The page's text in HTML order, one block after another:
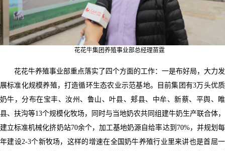
花花牛集团养殖事业部总经理苗霆
花花牛养殖事业部重点落实了四个方面的工作：一是布好局，大力发
展标准化规模养殖，打造循环生态农业示范基地。目前集团有3万头优质
奶牛，分布在宝丰、汝州、鲁山、叶县、郏县、中牟、新蔡、平舆、睢
县、扶沟等13个规模化牧场，同时与当地奶农共同组建牛奶生产联合体，
建立标准机械化挤奶站70余个，加工基地奶源自给率达到70%，并规划每
年建设2-3个新牧场，这样的增速在全国奶牛养殖行业里来讲也是首屈一